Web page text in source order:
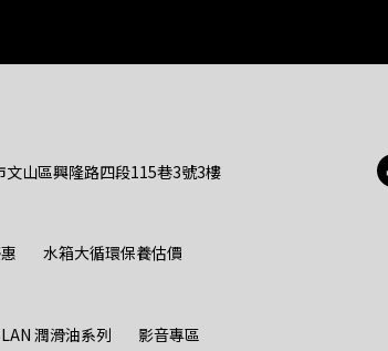
山區興隆路四段115巷3號3樓
水箱大循環保養估價
潤滑油系列
影音專區